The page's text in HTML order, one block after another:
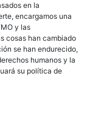
en la
encargamos una
y las
cosas han cambiado
se han endurecido,
humanos y la
su política de